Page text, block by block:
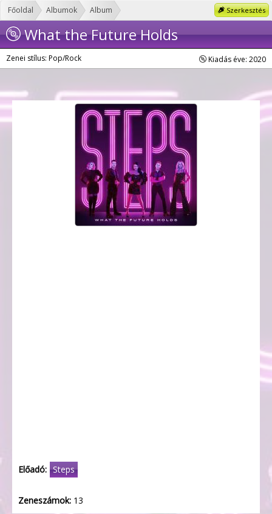
Szerkesztés
Főoldal Albumok Album
What the Future Holds
Zenei stílus: Pop/Rock Kiadás éve: 2020
Előadó: Steps
Zeneszámok: 13